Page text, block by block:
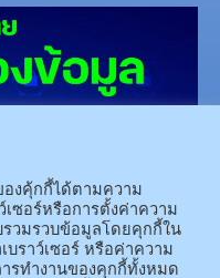
ธุ์ 46230โทรศัพท์ : 043-602-055 โทรสาร :
043-602-044
าฬสินธุ์ 46000โทรศัพท์ 043-811128 08-
งคุ้กกี้ได้ตามความ
ซอร์หรือการตั้งค่าความ
รวมรวบข้อมูลโดยคุกกี้ใน
ราว์เซอร์ หรือค่าความ
รทำงานของคุกกี้ทั้งหมด